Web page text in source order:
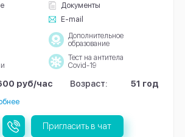
Документы
E-mail
Дополнительное
образование
Тест на антитела
Covid-19
руб/час Возраст: 51 год
Пригласить в чат